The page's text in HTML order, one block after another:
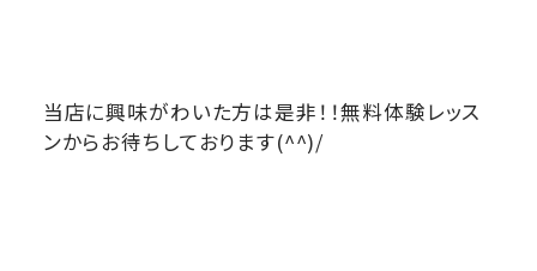
当店に興味がわいた方は是非！！無料体験レッス
ンからお待ちしております(^^)/